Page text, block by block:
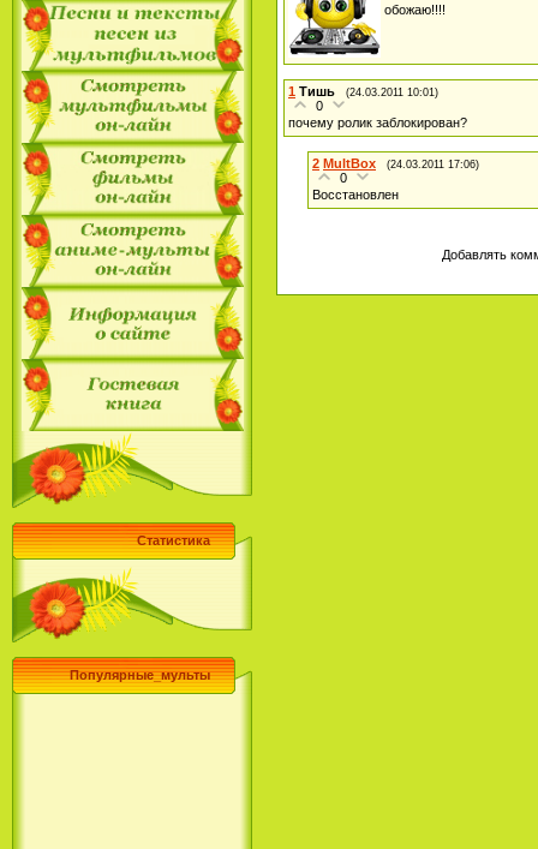
Статистика
Популярные_мульты
обожаю!!!!
1 Тишь (24.03.2011 10:01)
0
почему ролик заблокирован?
2 MultBox (24.03.2011 17:06)
0
Восстановлен
Добавлять